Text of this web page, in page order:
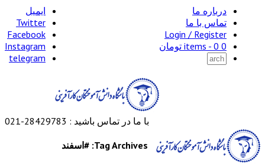
درباره ما
تماس با ما
Login / Register
0 items -
0 تومان
ایمیل
Twitter
Facebook
Instagram
telegram
با ما در تماس باشید : 28429783-021
Tag Archives: #اسفند